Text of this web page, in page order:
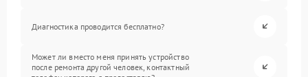
Диагностика проводится бесплатно?
Может ли вместо меня принять устройство
после ремонта другой человек, контактный